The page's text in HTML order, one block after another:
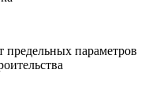
предельных параметров